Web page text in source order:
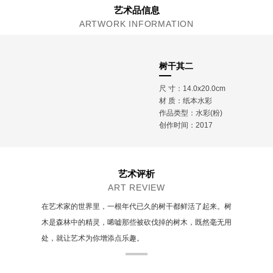
艺术品信息
ARTWORK INFORMATION
树干其二
尺 寸：14.0x20.0cm
材 质： 纸本水彩
作品类型：水彩(粉)
创作时间：2017
艺术评析
ART REVIEW
在艺术家的世界里，一根年代已久的树干都鲜活了起来。树
木是森林中的精灵，唏嘘那些被砍伐掉的树木，既然毫无用
处，就让艺术为你增添点乐趣。